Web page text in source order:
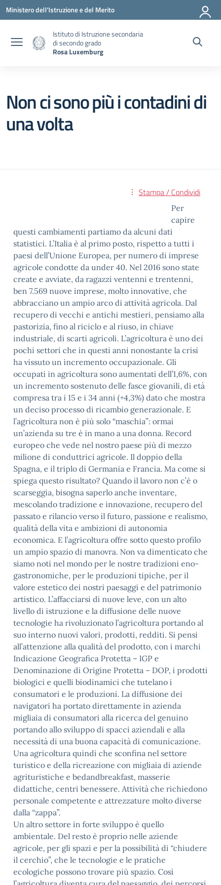
Vai ai contenuti
Vai al menu di navigazione
Vai al footer
Ministero dell'Istruzione e del Merito
Istituto di Istruzione secondaria
di secondo grado
Rosa Luxemburg
Non ci sono più i contadini di
una volta
Stampa / Condividi
Per
capire
questi cambiamenti partiamo da alcuni dati
statistici. L’Italia è al primo posto, rispetto a tutti i
paesi dell’Unione Europea, per numero di imprese
agricole condotte da under 40. Nel 2016 sono state
create e avviate, da ragazzi ventenni e trentenni,
ben 7.569 nuove imprese, molto innovative, che
abbracciano un ampio arco di attività agricola. Dal
recupero di vecchi e antichi mestieri, pensiamo alla
pastorizia, fino al riciclo e al riuso, in chiave
industriale, di scarti agricoli. L’agricoltura è uno dei
pochi settori che in questi anni nonostante la crisi
ha vissuto un incremento occupazionale. Gli
occupati in agricoltura sono aumentati dell’1,6%, con
un incremento sostenuto delle fasce giovanili, di età
compresa tra i 15 e i 34 anni (+4,3%) dato che mostra
un deciso processo di ricambio generazionale. E
l’agricoltura non è più solo “maschia”: ormai
un’azienda su tre è in mano a una donna. Record
europeo che vede nel nostro paese più di mezzo
milione di conduttrici agricole. Il doppio della
Spagna, e il triplo di Germania e Francia. Ma come si
spiega questo risultato? Quando il lavoro non c’è o
scarseggia, bisogna saperlo anche inventare,
mescolando tradizione e innovazione, recupero del
passato e rilancio verso il futuro, passione e realismo,
qualità della vita e ambizioni di autonomia
economica. E l’agricoltura offre sotto questo profilo
un ampio spazio di manovra. Non va dimenticato che
siamo noti nel mondo per le nostre tradizioni eno-
gastronomiche, per le produzioni tipiche, per il
valore estetico dei nostri paesaggi e del patrimonio
artistico. L’affacciarsi di nuove leve, con un alto
livello di istruzione e la diffusione delle nuove
tecnologie ha rivoluzionato l’agricoltura portando al
suo interno nuovi valori, prodotti, redditi. Si pensi
all’attenzione alla qualità del prodotto, con i marchi
Indicazione Geografica Protetta – IGP e
Denominazione di Origine Protetta – DOP, i prodotti
biologici e quelli biodinamici che tutelano i
consumatori e le produzioni. La diffusione dei
navigatori ha portato direttamente in azienda
migliaia di consumatori alla ricerca del genuino
portando allo sviluppo di spacci aziendali e alla
necessità di una buona capacità di comunicazione.
Una agricoltura quindi che sconfina nel settore
turistico e della ricreazione con migliaia di aziende
agrituristiche e bedandbreakfast, masserie
didattiche, centri benessere. Attività che richiedono
personale competente e attrezzature molto diverse
dalla “zappa”.
Un altro settore in forte sviluppo è quello
ambientale. Del resto è proprio nelle aziende
agricole, per gli spazi e per la possibilità di “chiudere
il cerchio”, che le tecnologie e le pratiche
ecologiche possono trovare più spazio. Così